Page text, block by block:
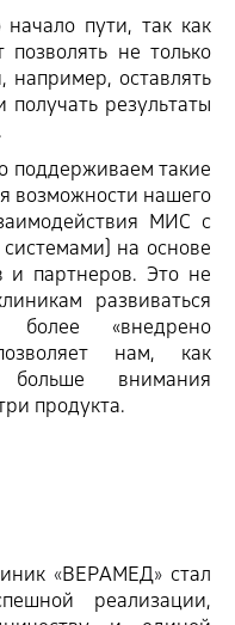
пути, так как
позволять не только
например, оставлять
результаты
поддерживаем такие
возможности нашего
МИС с
на основе
и партнеров. Это не
развиваться
более «внедрено
нам, как
больше внимания
продукта.
«‎ВЕРАМЕД» стал
реализации,